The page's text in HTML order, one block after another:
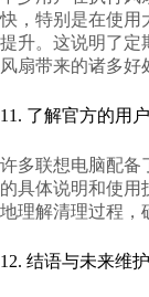
快，特别是在使用
提升。这说明了定
风扇带来的诸多好
11. 了解官方的用
许多联想电脑配备
的具体说明和使用
地理解清理过程，
12. 结语与未来维护